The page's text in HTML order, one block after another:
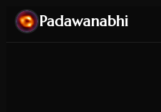
Padawanabhi